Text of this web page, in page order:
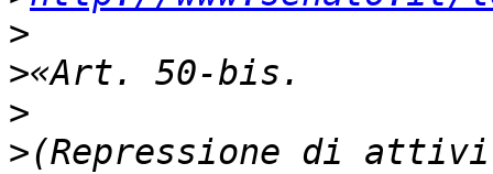
>
>
>
>(Repressione di